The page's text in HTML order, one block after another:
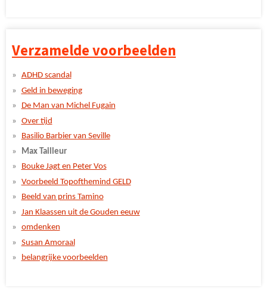
Verzamelde voorbeelden
ADHD scandal
Geld in beweging
De Man van Michel Fugain
Over tijd
Basilio Barbier van Seville
Max Tailleur
Bouke Jagt en Peter Vos
Voorbeeld Topofthemind GELD
Beeld van prins Tamino
Jan Klaassen uit de Gouden eeuw
omdenken
Susan Amoraal
belangrijke voorbeelden